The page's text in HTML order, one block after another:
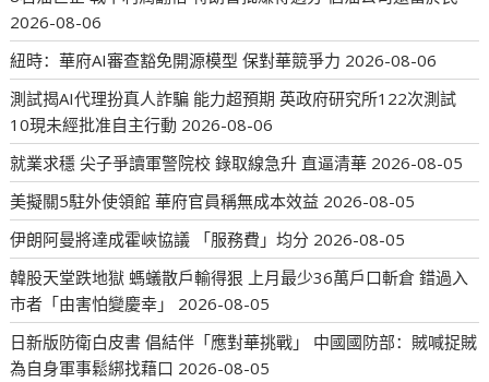
2026-08-06
紐時：華府AI審查豁免開源模型 保對華競爭力 2026-08-06
測試揭AI代理扮真人詐騙 能力超預期 英政府研究所122次測試
10現未經批准自主行動 2026-08-06
就業求穩 尖子爭讀軍警院校 錄取線急升 直逼清華 2026-08-05
美擬關5駐外使領館 華府官員稱無成本效益 2026-08-05
伊朗阿曼將達成霍峽協議 「服務費」均分 2026-08-05
韓股天堂跌地獄 螞蟻散戶輸得狠 上月最少36萬戶口斬倉 錯過入
市者「由害怕變慶幸」
2026-08-05
日新版防衛白皮書 倡結伴「應對華挑戰」 中國國防部：賊喊捉賊
為自身軍事鬆綁找藉口 2026-08-05